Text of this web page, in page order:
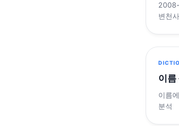
변천사
이름
이름
분석